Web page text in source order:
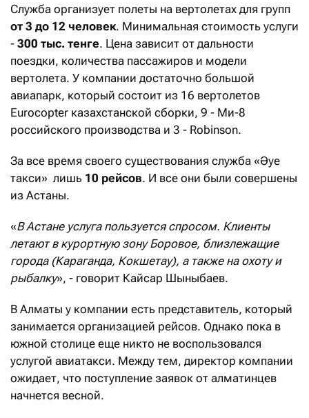
Служба организует полеты на вертолетах для групп
от 3 до 12 человек. Минимальная стоимость услуги
- 300 тыс. тенге. Цена зависит от дальности
поездки, количества пассажиров и модели
вертолета. У компании достаточно большой
авиапарк, который состоит из 16 вертолетов
Eurocopter казахстанской сборки, 9 - Ми-8
российского производства и 3 - Robinson.
За все время своего существования служба «Әуе
такси» лишь 10 рейсов. И все они были совершены
из Астаны.
«В Астане услуга пользуется спросом. Клиенты
летают в курортную зону Боровое, близлежащие
города (Караганда, Кокшетау), а также на охоту и
рыбалку», - говорит Кайсар Шыныбаев.
В Алматы у компании есть представитель, который
занимается организацией рейсов. Однако пока в
южной столице еще никто не воспользовался
услугой авиатакси. Между тем, директор компании
ожидает, что поступление заявок от алматинцев
начнется весной.